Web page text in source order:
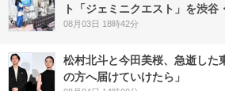
ト「ジェミニクエスト」を渋谷
08月03日 18時42分
松村北斗と今田美桜、急逝した
の方へ届けていけたら」